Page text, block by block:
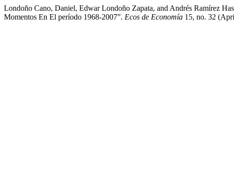
Londoño Cano, Daniel, Edwar Londoño Zapata, and Andrés Ramírez
Momentos En El período 1968-2007”. Ecos de Economía 15, no. 32